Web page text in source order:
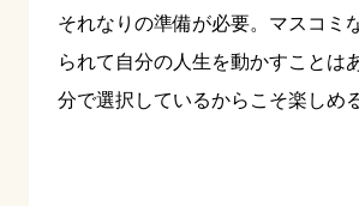
それなりの準備が必要。マスコミ
られて自分の人生を動かすことは
分で選択しているからこそ楽しめ